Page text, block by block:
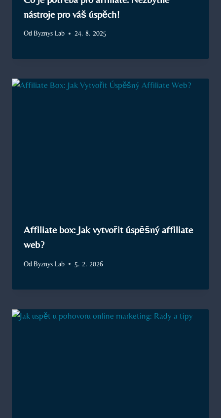
nástroje pro váš úspěch!
Od Byznys Lab 24. 8. 2025
Affiliate box: Jak vytvořit úspěšný affiliate
web?
Od Byznys Lab 5. 2. 2026